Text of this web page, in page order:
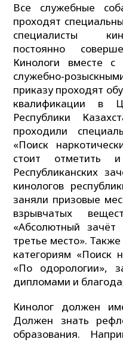
Все служебные
проходят
специалисты
постоянно
Кинологи вместе
служебно-
приказу проходят
квалификации в
Республики
проходили
«Поиск
стоит
Республиканских
кинологов
заняли призовые
взрывчатых
«Абсолютный
третье место».
категориям «Поиск
«По одорологии»,
дипломами и
Кинолог должен
Должен знать
образования.